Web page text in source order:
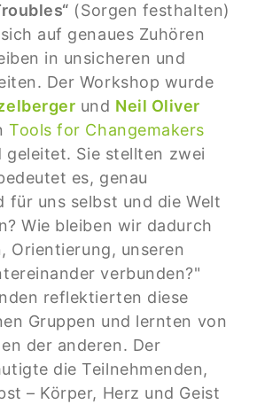
(Sorgen festhalten)
auf genaues Zuhören
in unsicheren und
Der Workshop wurde
und Neil Oliver
Tools for Changemakers
Sie stellten zwei
es, genau
für uns selbst und die Welt
Wie bleiben wir dadurch
Orientierung, unseren
verbunden?"
reflektierten diese
Gruppen und lernten von
der anderen. Der
die Teilnehmenden,
– Körper, Herz und Geist